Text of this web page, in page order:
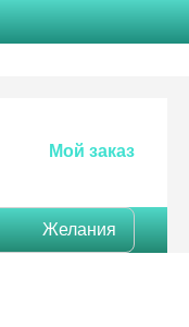
Мой заказ
Желания